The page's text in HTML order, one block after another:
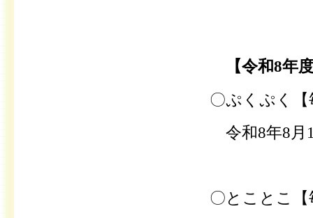
【令和8年
〇ぷくぷく
令和8年8月
〇とことこ